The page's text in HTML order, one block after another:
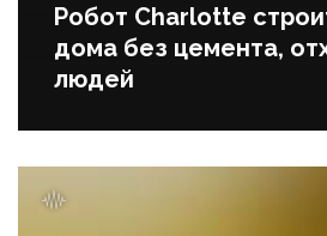
Робот Charlotte
дома без цемента,
людей